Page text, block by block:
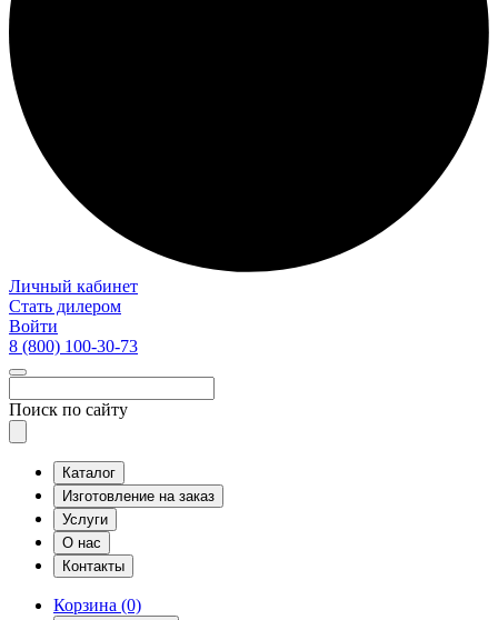
Личный кабинет
Стать дилером
Войти
8 (800) 100-30-73
Поиск по сайту
Каталог
Изготовление на заказ
Услуги
О нас
Контакты
Корзина (0)